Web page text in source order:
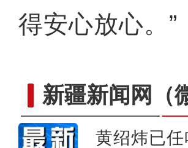
得安心放心。”
新疆新闻网
黄绍炜已